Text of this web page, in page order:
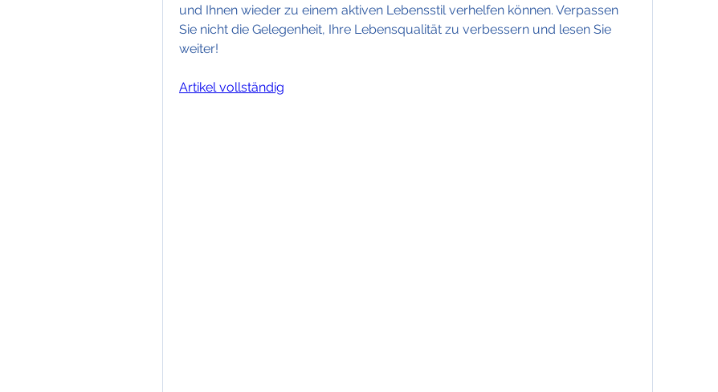
und Ihnen wieder zu einem aktiven Lebensstil verhelfen können. Verpassen
Sie nicht die Gelegenheit, Ihre Lebensqualität zu verbessern und lesen Sie
weiter!
Artikel vollständig